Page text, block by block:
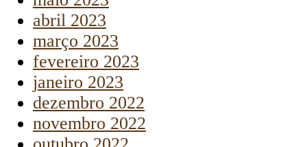
abril 2023
março 2023
fevereiro 2023
janeiro 2023
dezembro 2022
novembro 2022